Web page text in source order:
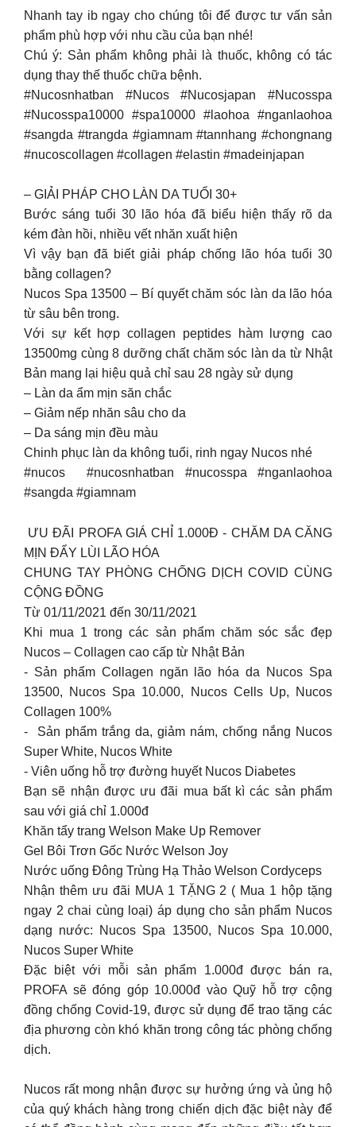
Nhanh tay ib ngay cho chúng tôi để được tư vấn sản
phẩm phù hợp với nhu cầu của bạn nhé!
Chú ý: Sản phẩm không phải là thuốc, không có tác
dụng thay thế thuốc chữa bệnh.
#Nucosnhatban #Nucos #Nucosjapan #Nucosspa
#Nucosspa10000 #spa10000 #laohoa #nganlaohoa
#sangda #trangda #giamnam #tannhang #chongnang
#nucoscollagen #collagen #elastin #madeinjapan
– GIẢI PHÁP CHO LÀN DA TUỔI 30+
Bước sáng tuổi 30 lão hóa đã biểu hiện thấy rõ da
kém đàn hồi, nhiều vết nhăn xuất hiện
Vì vậy bạn đã biết giải pháp chống lão hóa tuổi 30
bằng collagen?
Nucos Spa 13500 – Bí quyết chăm sóc làn da lão hóa
từ sâu bên trong.
Với sự kết hợp collagen peptides hàm lượng cao
13500mg cùng 8 dưỡng chất chăm sóc làn da từ Nhật
Bản mang lại hiệu quả chỉ sau 28 ngày sử dụng
– Làn da ẩm mịn săn chắc
– Giảm nếp nhăn sâu cho da
– Da sáng mịn đều màu
Chinh phục làn da không tuổi, rinh ngay Nucos nhé
#nucos ‌ ‌#nucosnhatban #nucosspa #nganlaohoa
#sangda #giamnam
‌ ‌ƯU ĐÃI PROFA‌ ‌GIÁ‌ ‌CHỈ‌ ‌1.000Đ‌ ‌- CHĂM DA CĂNG
MỊN ĐẨY LÙI LÃO HÓA
CHUNG‌ ‌TAY‌ ‌PHÒNG‌ ‌CHỐNG‌ ‌DỊCH‌ ‌COVID‌ ‌CÙNG‌
‌CỘNG‌ ‌ĐỒNG‌ ‌
Từ‌ ‌01/11/2021‌ ‌đến‌ ‌30/11/2021‌
‌Khi‌ ‌mua‌ ‌1‌ ‌trong‌ ‌các‌ ‌sản‌ ‌phẩm‌ ‌chăm sóc sắc đẹp
Nucos – Collagen cao cấp từ Nhật Bản
-‌ Sản phẩm Collagen ngăn lão hóa da Nucos Spa
13500, Nucos Spa 10.000, Nucos Cells Up, Nucos
Collagen 100%
-‌ ‌ ‌Sản phẩm trắng da, giảm nám, chống nắng Nucos
Super White, Nucos White
-‌ ‌Viên‌ ‌uống‌ hỗ trợ đường huyết Nucos Diabetes ‌
Bạn‌ ‌sẽ‌ ‌nhận‌ ‌được‌ ‌ưu‌ ‌đãi‌ ‌mua‌ ‌bất‌ ‌kì‌ ‌các‌ ‌sản‌ ‌phẩm‌
‌sau‌ ‌với‌ ‌giá‌ ‌chỉ‌ ‌1.000đ‌ ‌
Khăn‌ ‌tẩy‌ ‌trang‌ ‌Welson‌ ‌Make‌ ‌Up‌ ‌Remover‌ ‌ ‌
Gel‌ ‌Bôi‌ ‌Trơn‌ ‌Gốc‌ ‌Nước‌ ‌Welson‌ ‌Joy‌ ‌
Nước‌ ‌uống‌ ‌Đông‌ ‌Trùng‌ ‌Hạ‌ ‌Thảo‌ ‌Welson‌ ‌Cordyceps‌ ‌
Nhận thêm ưu đãi MUA 1 TẶNG 2 ( Mua 1 hộp tặng
ngay 2 chai cùng loại) áp dụng cho sản phẩm Nucos
dạng nước: Nucos Spa 13500, Nucos Spa 10.000,
Nucos Super White
Đặc‌ ‌biệt‌ ‌với‌ ‌mỗi‌ ‌sản‌ ‌phẩm‌ ‌1.000đ‌ ‌được‌ ‌bán‌ ‌ra,‌
‌PROFA‌ ‌sẽ‌ ‌đóng‌ ‌góp‌ ‌10.000đ‌ ‌vào‌ ‌Quỹ‌ ‌hỗ‌ ‌trợ‌ ‌cộng‌
‌đồng‌ ‌chống‌ ‌Covid-19,‌ ‌được‌ ‌sử‌ ‌dụng‌ ‌để‌ ‌trao‌ ‌tặng‌ ‌các‌
‌địa‌ ‌phương‌ ‌còn‌ ‌khó‌ ‌khăn‌ ‌trong‌ ‌công‌ ‌tác‌ ‌phòng‌ ‌chống‌
‌dịch.‌ ‌
Nucos ‌rất‌ ‌mong‌ ‌nhận‌ ‌được‌ ‌sự‌ ‌hưởng‌ ‌ứng‌ ‌và‌ ‌ủng‌ ‌hộ‌
‌của‌ ‌quý‌ ‌khách‌ ‌hàng‌ ‌trong‌ ‌chiến‌ ‌dịch‌ ‌đặc‌ ‌biệt‌ ‌này‌ ‌để‌